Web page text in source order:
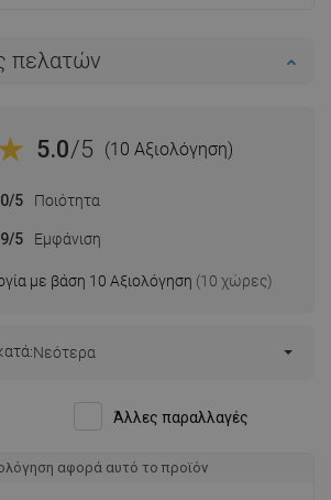
πελατών
5.0/5 (10 Αξιολόγηση)
με βάση 10 Αξιολόγηση (10 χώρες)
/5 Ποιότητα
/5 Εμφάνιση
Άλλες παραλλαγές
Νεότερα
αφορά αυτό το προϊόν